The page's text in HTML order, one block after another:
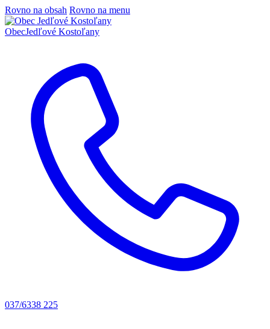
Rovno na obsah Rovno na menu
ObecJedľové Kostoľany
037/6338 225